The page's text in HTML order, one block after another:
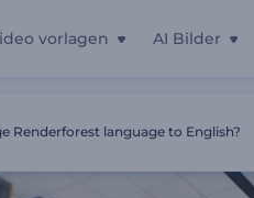
vorlagen AI Bilder
Renderforest language to English?